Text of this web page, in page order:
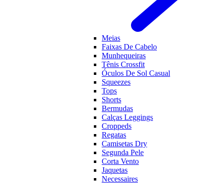
Meias
Faixas De Cabelo
Munhequeiras
Tênis Crossfit
Óculos De Sol Casual
Squeezes
Tops
Shorts
Bermudas
Calças Leggings
Croppeds
Regatas
Camisetas Dry
Segunda Pele
Corta Vento
Jaquetas
Necessaires